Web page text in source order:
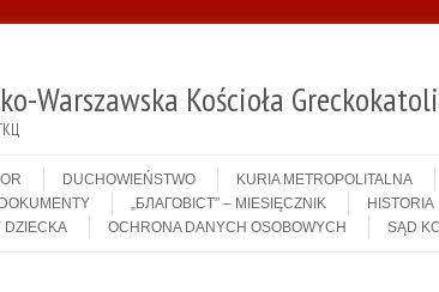
Warszawska Kościoła
DUCHOWIEŃSTWO KURIA METROPOLITALNA
DOKUMENTY „БЛАГОВІСТ” – MIESIĘCZNIK HISTORIA
DZIECKA OCHRONA DANYCH OSOBOWYCH SĄD